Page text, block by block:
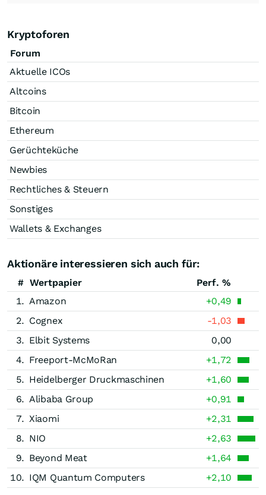
Kryptoforen
Forum
Aktuelle ICOs
Altcoins
Bitcoin
Ethereum
Gerüchteküche
Newbies
Rechtliches & Steuern
Sonstiges
Wallets & Exchanges
Aktionäre interessieren sich auch für:
# Wertpapier
Perf. %
1. Amazon
+0,49
2. Cognex
-1,03
3. Elbit Systems
0,00
4. Freeport-McMoRan
+1,72
5. Heidelberger Druckmaschinen
+1,60
6. Alibaba Group
+0,91
7. Xiaomi
+2,31
8. NIO
+2,63
9. Beyond Meat
+1,64
10. IQM Quantum Computers +2,10